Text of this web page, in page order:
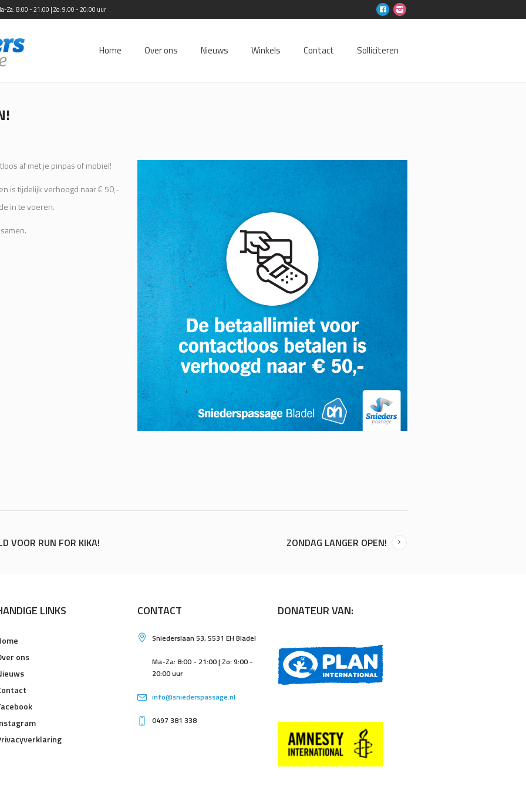
Za: 8:00 - 21:00 | Zo: 9:00 - 20:00 uur
Home Over ons Nieuws Winkels Contact Solliciteren
af met je pinpas of mobiel!
is tijdelijk verhoogd naar € 50,-
in te voeren.
VOOR RUN FOR KIKA! ZONDAG LANGER OPEN!
LINKS
ons
CONTACT
Sniederslaan 53, 5531 EH Bladel
Ma-Za: 8:00 - 21:00 | Zo: 9:00 -
20:00 uur
info@sniederspassage.nl
0497 381 338
DONATEUR VAN: